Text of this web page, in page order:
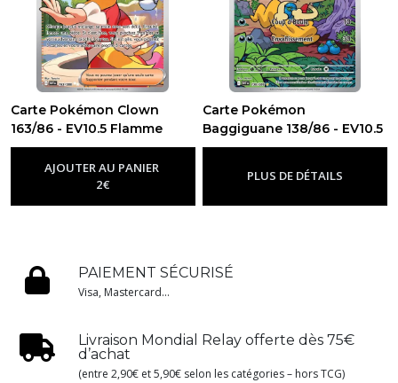
Carte Pokémon Clown
163/86 - EV10.5 Flamme
Blanche-Ev10.5 - Flamme
BlancheAJOUTER AU PANIER
2€
Carte Pokémon
Baggiguane 138/86 - EV10.5
Flamme Blanche-Ev10.5 -
PLUS DE DÉTAILS
PAIEMENT SÉCURISÉ
Visa, Mastercard...
Livraison Mondial Relay offerte dès 75€
d’achat
(entre 2,90€ et 5,90€ selon les catégories – hors TCG)